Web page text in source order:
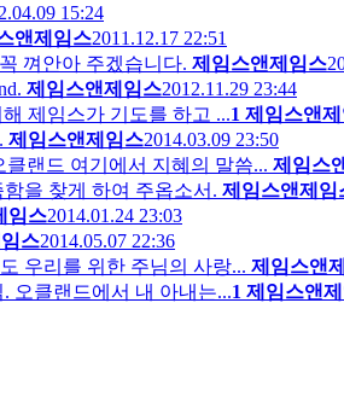
15:24
앤제임스2011.12.17 22:51
껴안아 주겠습니다. 제임스앤제임스
제임스앤제임스2012.11.29 23:44
해 제임스가 기도를 하고 ...1 제임스앤
제임스앤제임스2014.03.09 23:50
클랜드 여기에서 지혜의 말씀... 제임스
함을 찾게 하여 주옵소서. 제임스앤제임
임스2014.01.24 23:03
스2014.05.07 22:36
우리를 위한 주님의 사랑... 제임스앤
. 오클랜드에서 내 아내는...1 제임스앤